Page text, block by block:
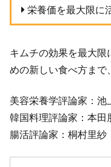
栄養価を最大限に
キムチの効果を最大限
めの新しい食べ方まで
美容栄養学評論家：池
韓国料理評論家：本田
腸活評論家：桐村里紗